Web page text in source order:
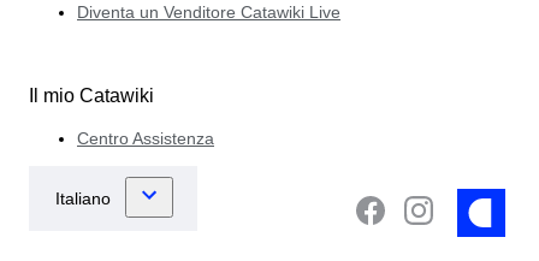
Diventa un Venditore Catawiki Live
Il mio Catawiki
Centro Assistenza